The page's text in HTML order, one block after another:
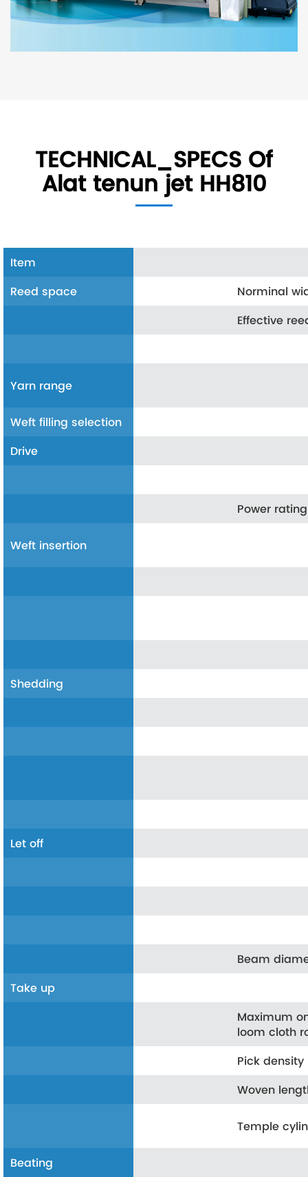
TECHNICAL_SPECS Of
Alat tenun jet HH810
Item
Reed space
Norminal
Effective
Yarn range
Weft filling selection
Drive
Power rating
Weft insertion
Shedding
Let off
Beam
Take up
Maximum
loom cloth
Pick density
Woven
Temple
Beating